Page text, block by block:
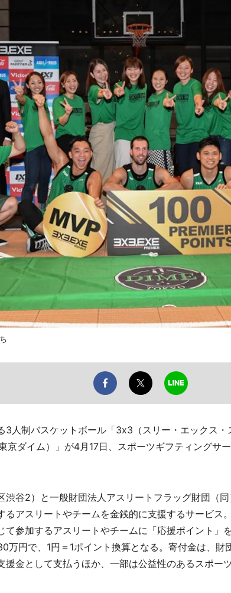
人制バスケットボール「3x3（スリー・エックス・
京ダイム）」が4月17日、スポーツギフティングサ
谷2）と一般財団法人アスリートフラッグ財団（
るアスリートやチームを金銭的に支援するサービス
て参加するアスリートやチームに「応援ポイント」
万円で、1円＝1ポイント換算となる。寄付金は、
援金として支払うほか、一部は公益性のあるスポー